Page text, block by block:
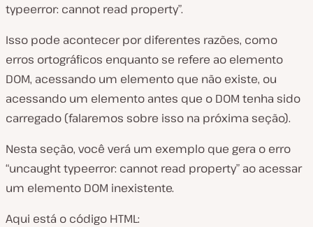
typeerror: cannot read property”.
Isso pode acontecer por diferentes razões, como
erros ortográficos enquanto se refere ao elemento
DOM, acessando um elemento que não existe, ou
acessando um elemento antes que o DOM tenha sido
carregado (falaremos sobre isso na próxima seção).
Nesta seção, você verá um exemplo que gera o erro
“uncaught typeerror: cannot read property” ao acessar
um elemento DOM inexistente.
Aqui está o código HTML: